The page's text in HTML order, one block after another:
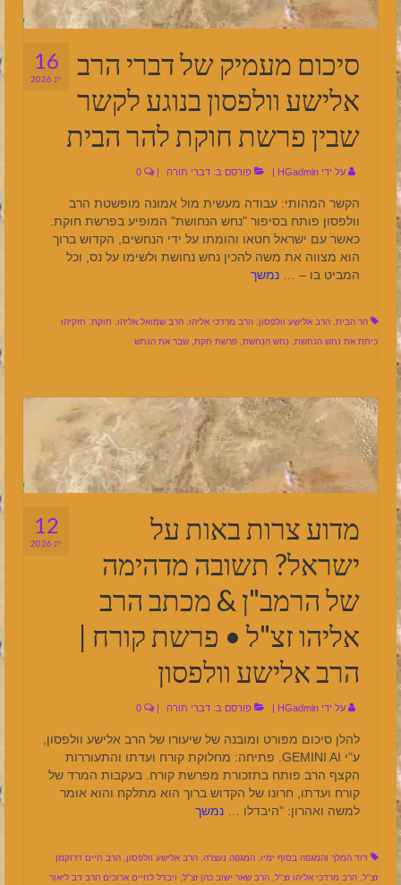
16
יונ 2026
סיכום מעמיק של דברי הרב
אלישע וולפסון בנוגע לקשר
שבין פרשת חוקת להר הבית
על ידי HGadmin
| פורסם ב: דברי תורה |
הקשר המהותי: עבודה מעשית מול אמונה מופשטת הרב
וולפסון פותח בסיפור "נחש הנחושת" המופיע בפרשת חוקת.
כאשר עם ישראל חטאו והומתו על ידי הנחשים, הקדוש ברוך
הוא מצווה את משה להכין נחש נחושת ולשימו על נס, וכל
המביט בו – … נמשך
הר הבית הרב אלישע וולפסון הרב מרדכי אליהו הרב שמואל אליהו חוקת
חזקיהו
כיתת את נחש הנחשת
נחש הנחשת פרשת חקת שבר את הנחש
12
יונ 2026
מדוע צרות באות על
ישראל? תשובה מדהימה
של הרמב"ן & מכתב הרב
אליהו זצ"ל • פרשת קורח |
הרב אלישע וולפסון
על ידי HGadmin
| פורסם ב: דברי תורה |
להלן סיכום מפורט ומובנה של שיעורו של הרב אלישע וולפסון,
ע"י GEMINI AI. פתיחה: מחלוקת קורח ועדתו והתעוררות
הקצף הרב פותח בתזכורת מפרשת קורח. בעקבות המרד של
קורח ועדתו, חרונו של הקדוש ברוך הוא מתלקח והוא אומר
למשה ואהרון: "היבדלו … נמשך
דוד המלך והמגפה בסוף ימיו המגפה נעצרה הרב אלישע וולפסון הרב חיים דרוקמן
זצ"ל הרב מרדכי אליהו זצ"ל הרב שאר ישוב כהן זצ"ל
ויבדל לחיים ארוכים הרב דב ליאור